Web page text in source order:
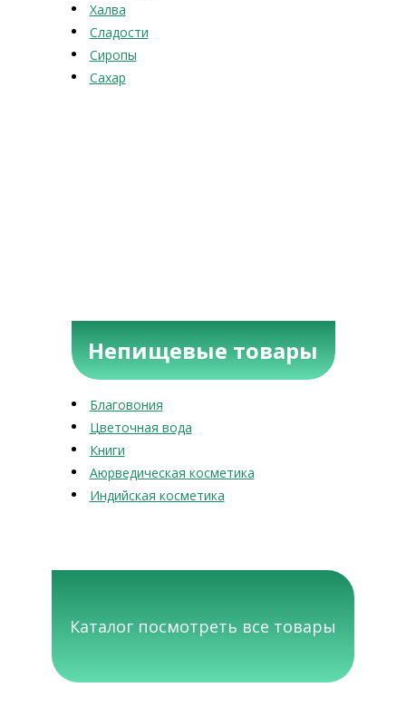
Халва
Сладости
Сиропы
Сахар
Непищевые товары
Благовония
Цветочная вода
Книги
Аюрведическая косметика
Индийская косметика
Каталог посмотреть все товары